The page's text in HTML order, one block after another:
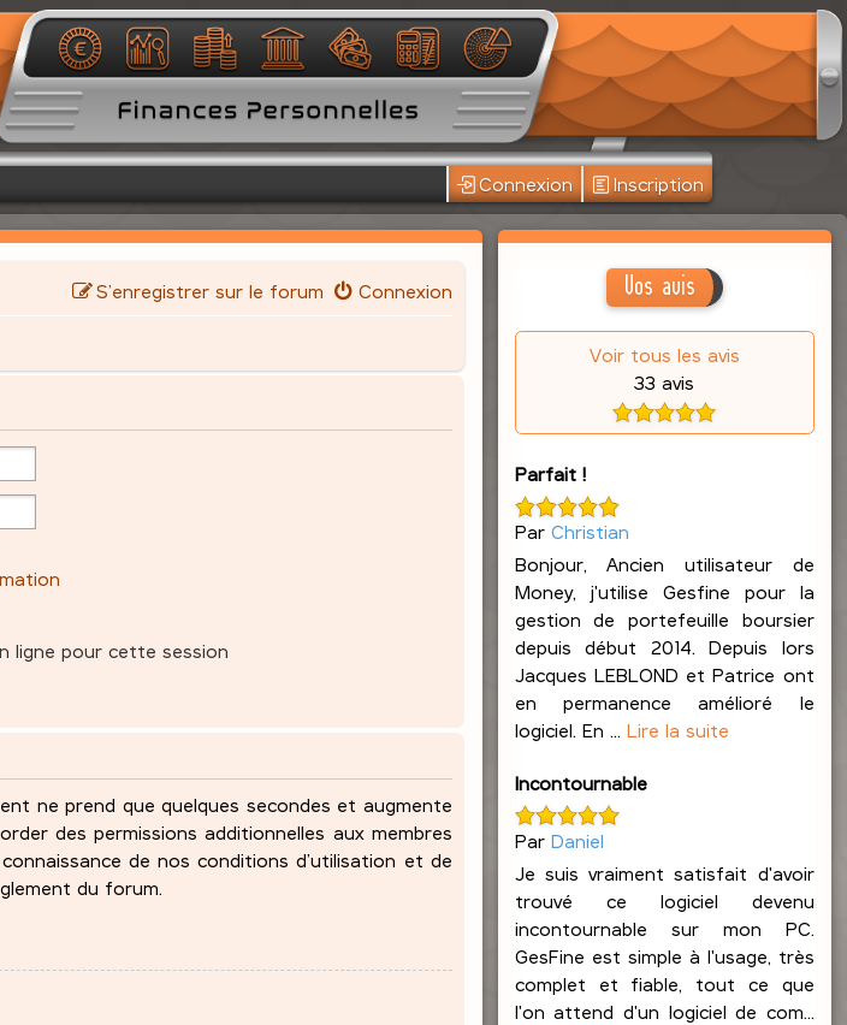
Connexion Inscription
Connexion
S’enregistrer sur le forum
ligne pour cette session
ne prend que quelques secondes et augmente
des permissions additionnelles aux membres
de nos conditions d’utilisation et de
du forum.
Vos avis
Voir tous les avis
33 avis
Parfait !
Par Christian
Bonjour, Ancien utilisateur de
Money, j'utilise Gesfine pour la
gestion de portefeuille boursier
depuis début 2014. Depuis lors
Jacques LEBLOND et Patrice ont
en permanence amélioré le
logiciel. En ... Lire la suite
Incontournable
Par Daniel
Je suis vraiment satisfait d'avoir
trouvé ce logiciel devenu
incontournable sur mon PC.
GesFine est simple à l'usage, très
complet et fiable, tout ce que
l'on attend d'un logiciel de com...